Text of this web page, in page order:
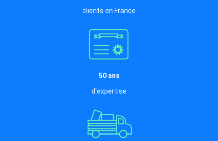
clients en France
50 ans
d'expertise